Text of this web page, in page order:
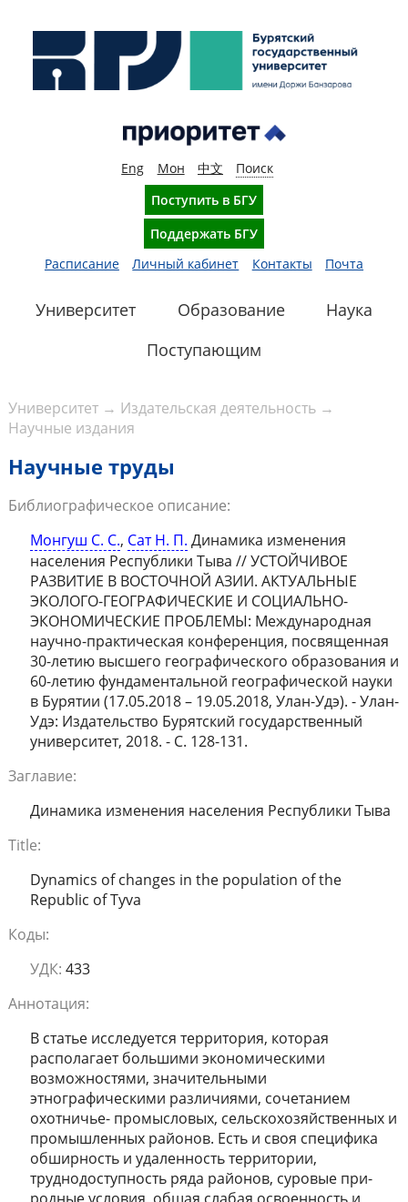
Eng Мон 中文
Поиск
Поступить в БГУ
Поддержать БГУ
Расписание
Личный кабинет Контакты Почта
Университет Образование
Наука
Поступающим
Университет→ Издательская деятельность→
Научные издания
Научные труды
Библиографическое описание:
Монгуш С. С., Сат Н. П. Динамика изменения
населения Республики Тыва // УСТОЙЧИВОЕ
РАЗВИТИЕ В ВОСТОЧНОЙ АЗИИ. АКТУАЛЬНЫЕ
ЭКОЛОГО-ГЕОГРАФИЧЕСКИЕ И СОЦИАЛЬНО-
ЭКОНОМИЧЕСКИЕ ПРОБЛЕМЫ: Международная
научно-практическая конференция, посвященная
30-летию высшего географического образования и
60-летию фундаментальной географической науки
в Бурятии (17.05.2018 – 19.05.2018, Улан-Удэ). - Улан-
Удэ: Издательство Бурятский государственный
университет, 2018. - С. 128-131.
Заглавие:
Динамика изменения населения Республики Тыва
Title:
Dynamics of changes in the population of the
Republic of Tyva
Коды:
УДК: 433
Аннотация:
В статье исследуется территория, которая
располагает большими экономическими
возможностями, значительными
этнографическими различиями, сочетанием
охотничье- промысловых, сельскохозяйственных и
промышленных районов. Есть и своя специфика
обширность и удаленность территории,
труднодоступность ряда районов, суровые при-